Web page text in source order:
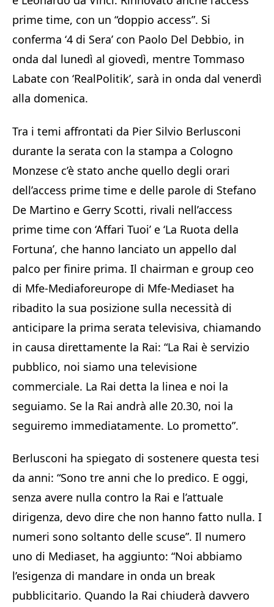
prime time, con un “doppio access”. Si
conferma ‘4 di Sera’ con Paolo Del Debbio, in
onda dal lunedì al giovedì, mentre Tommaso
Labate con ‘RealPolitik’, sarà in onda dal venerdì
alla domenica.
Tra i temi affrontati da Pier Silvio Berlusconi
durante la serata con la stampa a Cologno
Monzese c’è stato anche quello degli orari
dell’access prime time e delle parole di Stefano
De Martino e Gerry Scotti, rivali nell’access
prime time con ‘Affari Tuoi’ e ‘La Ruota della
Fortuna’, che hanno lanciato un appello dal
palco per finire prima. Il chairman e group ceo
di Mfe-Mediaforeurope di Mfe-Mediaset ha
ribadito la sua posizione sulla necessità di
anticipare la prima serata televisiva, chiamando
in causa direttamente la Rai: “La Rai è servizio
pubblico, noi siamo una televisione
commerciale. La Rai detta la linea e noi la
seguiamo. Se la Rai andrà alle 20.30, noi la
seguiremo immediatamente. Lo prometto”.
Berlusconi ha spiegato di sostenere questa tesi
da anni: “Sono tre anni che lo predico. E oggi,
senza avere nulla contro la Rai e l’attuale
dirigenza, devo dire che non hanno fatto nulla. I
numeri sono soltanto delle scuse”. Il numero
uno di Mediaset, ha aggiunto: “Noi abbiamo
l’esigenza di mandare in onda un break
pubblicitario. Quando la Rai chiuderà davvero